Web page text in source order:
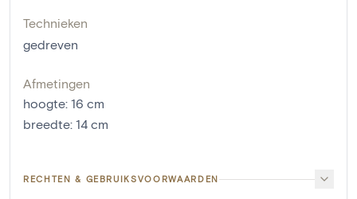
Technieken
gedreven
Afmetingen
hoogte: 16 cm
breedte: 14 cm
RECHTEN & GEBRUIKSVOORWAARDEN